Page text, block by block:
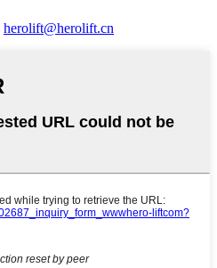
herolift@herolift.cn